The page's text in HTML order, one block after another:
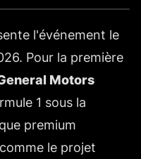
l'événement le
Pour la première
Motors
1 sous la
premium
le projet